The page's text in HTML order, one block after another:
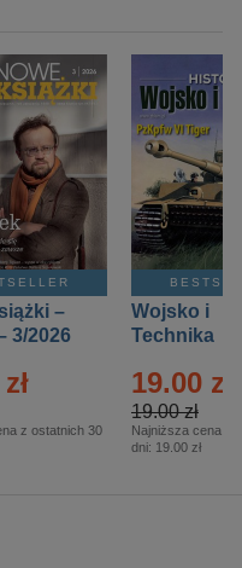
–
3/2026
z ostatnich 30
Wojsko i
Technika
– 2/2026
19.00 zł
19.00 zł
Najniższa cena z
dni: 19.00 zł